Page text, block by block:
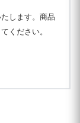
します。商品
ください。